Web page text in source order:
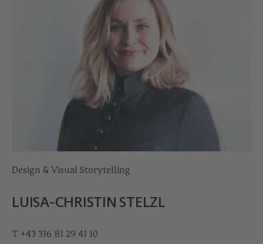
Design & Visual Storytelling
LUISA-CHRISTIN STELZL
T +43 316 81 29 41 10